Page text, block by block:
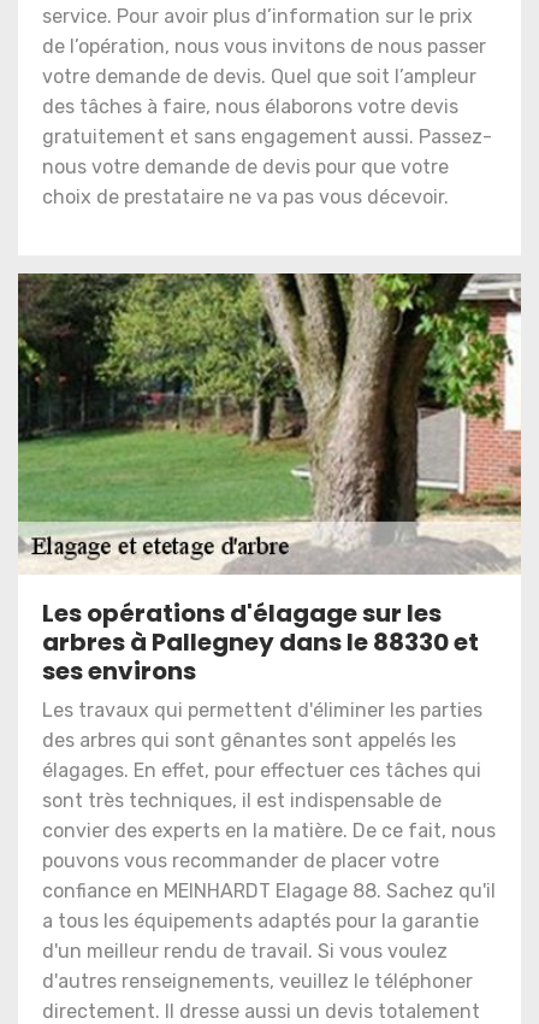
service. Pour avoir plus d’information sur le prix
de l’opération, nous vous invitons de nous passer
votre demande de devis. Quel que soit l’ampleur
des tâches à faire, nous élaborons votre devis
gratuitement et sans engagement aussi. Passez-
nous votre demande de devis pour que votre
choix de prestataire ne va pas vous décevoir.
Les opérations d'élagage sur les
arbres à Pallegney dans le 88330 et
ses environs
Les travaux qui permettent d'éliminer les parties
des arbres qui sont gênantes sont appelés les
élagages. En effet, pour effectuer ces tâches qui
sont très techniques, il est indispensable de
convier des experts en la matière. De ce fait, nous
pouvons vous recommander de placer votre
confiance en MEINHARDT Elagage 88. Sachez qu'il
a tous les équipements adaptés pour la garantie
d'un meilleur rendu de travail. Si vous voulez
d'autres renseignements, veuillez le téléphoner
directement. Il dresse aussi un devis totalement